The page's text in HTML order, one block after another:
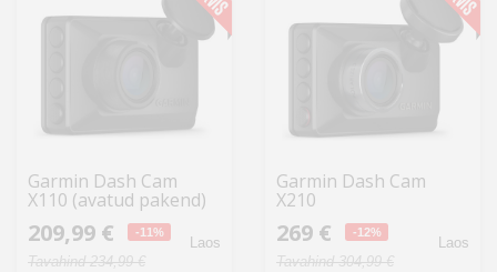
Garmin Dash Cam
X110 (avatud pakend)
209,99 € -11%
Tavahind 234,99 €
Laos
Garmin Dash Cam
X210
269 € -12%
Tavahind 304,99 €
Laos